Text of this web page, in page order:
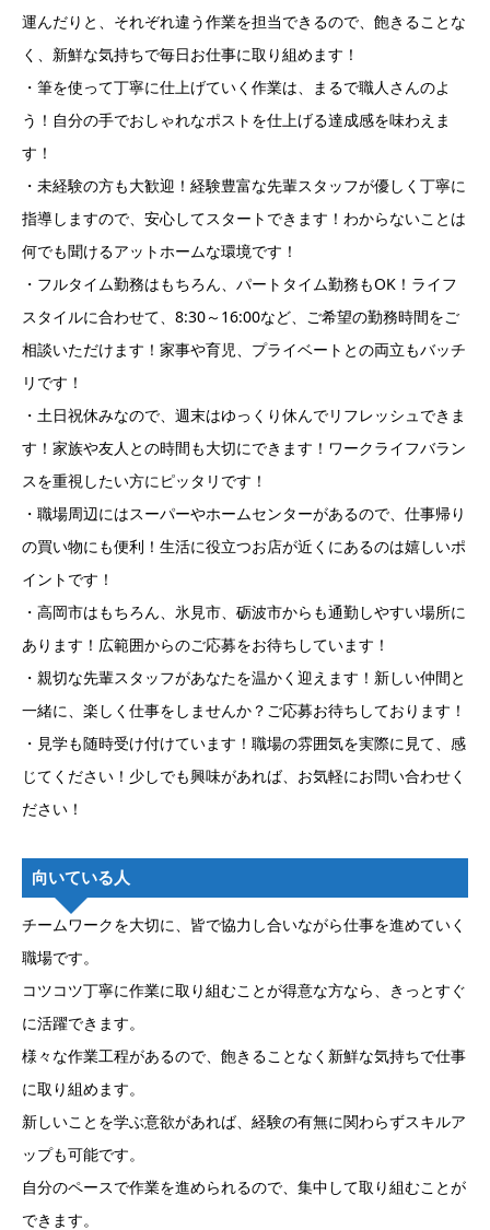
運んだりと、それぞれ違う作業を担当できるので、飽きることな
く、新鮮な気持ちで毎日お仕事に取り組めます！
・筆を使って丁寧に仕上げていく作業は、まるで職人さんのよ
う！自分の手でおしゃれなポストを仕上げる達成感を味わえま
す！
・未経験の方も大歓迎！経験豊富な先輩スタッフが優しく丁寧に
指導しますので、安心してスタートできます！わからないことは
何でも聞けるアットホームな環境です！
・フルタイム勤務はもちろん、パートタイム勤務もOK！ライフ
スタイルに合わせて、8:30～16:00など、ご希望の勤務時間をご
相談いただけます！家事や育児、プライベートとの両立もバッチ
リです！
・土日祝休みなので、週末はゆっくり休んでリフレッシュできま
す！家族や友人との時間も大切にできます！ワークライフバラン
スを重視したい方にピッタリです！
・職場周辺にはスーパーやホームセンターがあるので、仕事帰り
の買い物にも便利！生活に役立つお店が近くにあるのは嬉しいポ
イントです！
・高岡市はもちろん、氷見市、砺波市からも通勤しやすい場所に
あります！広範囲からのご応募をお待ちしています！
・親切な先輩スタッフがあなたを温かく迎えます！新しい仲間と
一緒に、楽しく仕事をしませんか？ご応募お待ちしております！
・見学も随時受け付けています！職場の雰囲気を実際に見て、感
じてください！少しでも興味があれば、お気軽にお問い合わせく
ださい！
向いている人
チームワークを大切に、皆で協力し合いながら仕事を進めていく
職場です。
コツコツ丁寧に作業に取り組むことが得意な方なら、きっとすぐ
に活躍できます。
様々な作業工程があるので、飽きることなく新鮮な気持ちで仕事
に取り組めます。
新しいことを学ぶ意欲があれば、経験の有無に関わらずスキルア
ップも可能です。
自分のペースで作業を進められるので、集中して取り組むことが
できます。